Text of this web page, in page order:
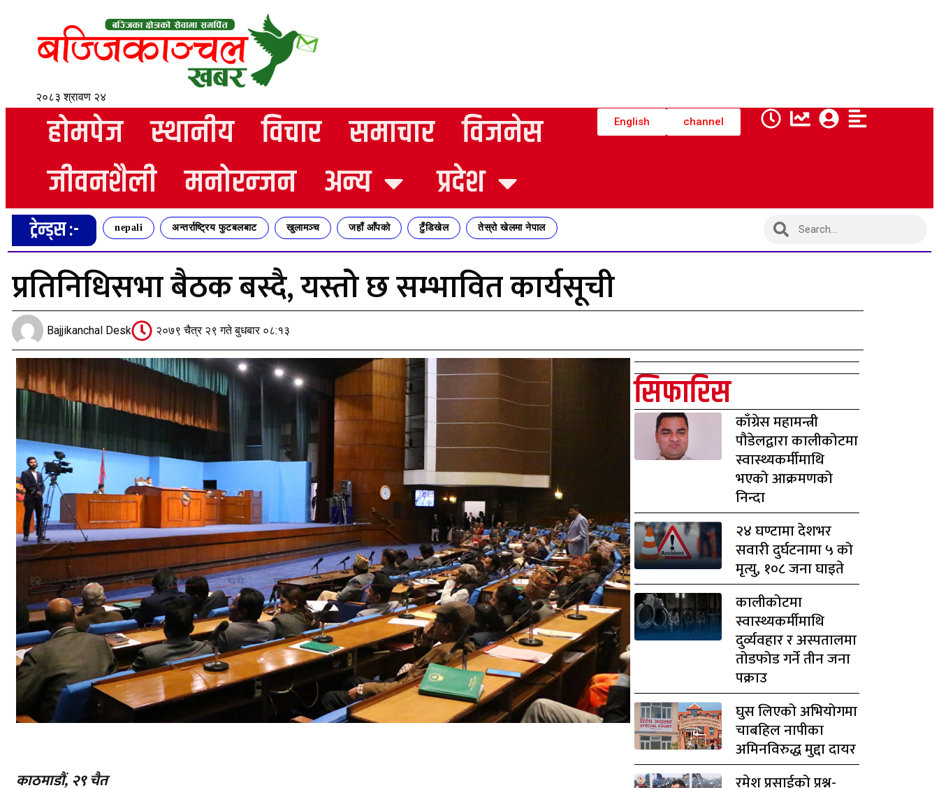
२०८३ श्रावण २४
होमपेज स्थानीय विचार समाचार विजनेस
जीवनशैली मनोरन्जन अन्य प्रदेश
English channel
ट्रेन्ड्स :- nepali अन्तर्राष्ट्रिय फुटबलबाट खुलामञ्च जहाँ आँपको टुँडिखेल तेस्रो खेलमा नेपाल
प्रतिनिधिसभा बैठक बस्दै, यस्तो छ सम्भावित कार्यसूची
Bajjikanchal Desk २०७९ चैत्र २९ गते बुधबार ०८:१३
काठमाडौं, २९ चैत
सिफारिस
काँग्रेस महामन्त्री
पौडेलद्वारा कालीकोटमा
स्वास्थ्यकर्मीमाथि
भएको आक्रमणको
निन्दा
२४ घण्टामा देशभर
सवारी दुर्घटनामा ५ को
मृत्यु, १०८ जना घाइते
कालीकोटमा
स्वास्थ्यकर्मीमाथि
दुर्व्यवहार र अस्पतालमा
तोडफोड गर्ने तीन जना
पक्राउ
घुस लिएको अभियोगमा
चाबहिल नापीका
अमिनविरुद्ध मुद्दा दायर
रमेश प्रसाईको प्रश्न-